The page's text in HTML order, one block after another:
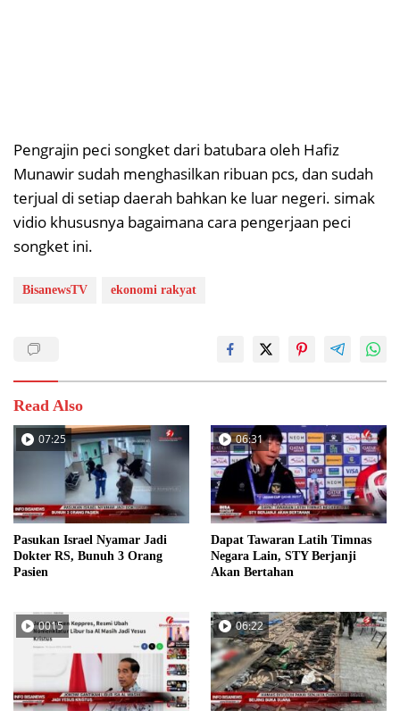
Pengrajin peci songket dari batubara oleh Hafiz
Munawir sudah menghasilkan ribuan pcs, dan sudah
terjual di setiap daerah bahkan ke luar negeri. simak
vidio khususnya bagaimana cara pengerjaan peci
songket ini.
BisanewsTV ekonomi rakyat
Read Also
07:25
Pasukan Israel Nyamar Jadi
Dokter RS, Bunuh 3 Orang
Pasien
06:31
Dapat Tawaran Latih Timnas
Negara Lain, STY Berjanji
Akan Bertahan
0015 06:22